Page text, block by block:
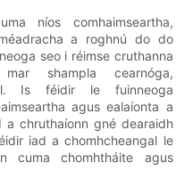
níos comhaimseartha,
a roghnú do do
seo i réimse cruthanna
shampla cearnóga,
Is féidir le fuinneoga
agus ealaíonta a
chruthaíonn gné dearaidh
iad a chomhcheangal le
cuma chomhtháite agus